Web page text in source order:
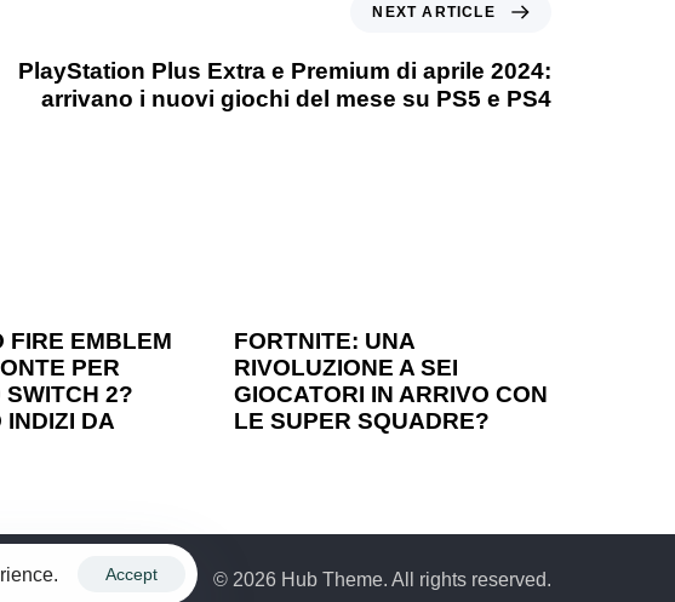
NEXT ARTICLE
PlayStation Plus Extra e Premium di aprile 2024:
arrivano i nuovi giochi del mese su PS5 e PS4
FIRE EMBLEM
PER
SWITCH 2?
INDIZI DA
FORTNITE: UNA
RIVOLUZIONE A SEI
GIOCATORI IN ARRIVO CON
LE SUPER SQUADRE?
© 2026 Hub Theme. All rights reserved.
Accept